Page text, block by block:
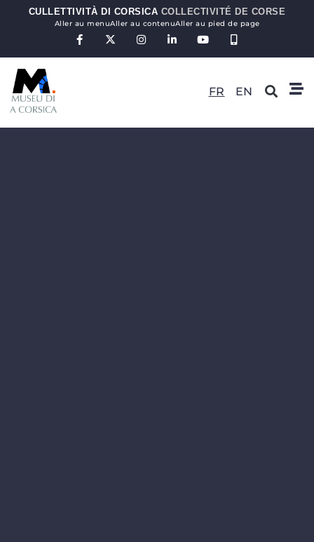
CULLETTIVITÀ DI CORSICA COLLECTIVITÉ DE CORSE
Aller au menuAller au contenuAller au pied de page
FR EN